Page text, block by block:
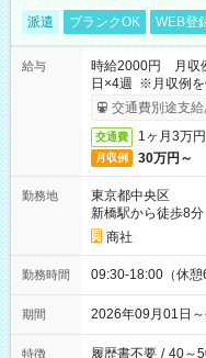
派遣 ブランクOK WEB登
給与
時給2000円 月収
日×4週 ※月収例を
りサービス利用可
交通費別途支給
交通費 1ヶ月3万
月収例 30万円～
勤務地
東京都中央区
新橋駅から徒歩8分
商社
勤務時間 09:30-18:00（休
期間 2026年09月01日
特徴 履歴書不要 / 40～